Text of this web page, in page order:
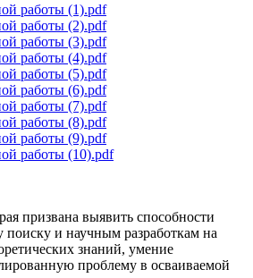
работы (1).pdf
работы (2).pdf
работы (3).pdf
работы (4).pdf
работы (5).pdf
работы (6).pdf
работы (7).pdf
работы (8).pdf
работы (9).pdf
работы (10).pdf
призвана выявить способности
поиску и научным разработкам на
знаний, умение
проблему в осваиваемой